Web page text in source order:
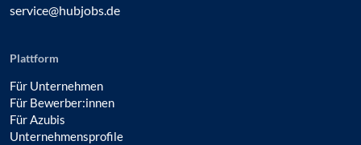
service@hubjobs.de
Plattform
Für Unternehmen
Für Bewerber:innen
Für Azubis
Unternehmensprofile